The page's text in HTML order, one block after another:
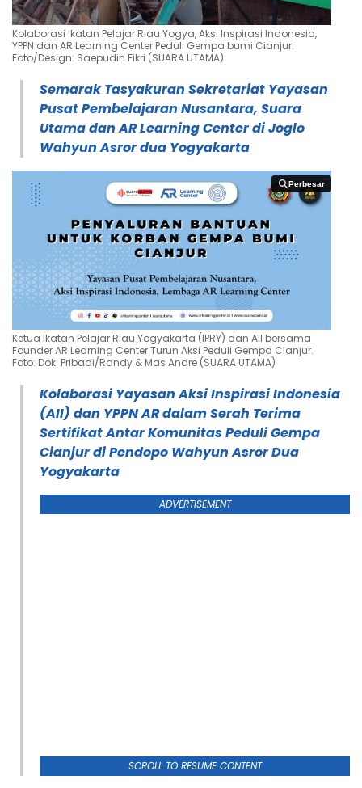
Kolaborasi Ikatan Pelajar Riau Yogya, Aksi Inspirasi Indonesia,
YPPN dan AR Learning Center Peduli Gempa bumi Cianjur.
Foto/Design: Saepudin Fikri (SUARA UTAMA)
Semarak Tasyakuran Sekretariat Yayasan
Pusat Pembelajaran Nusantara, Suara
Utama dan AR Learning Center di Joglo
Wahyun Asror dua Yogyakarta
Perbesar
Perbesar
Ketua Ikatan Pelajar Riau Yogyakarta (IPRY) dan AII bersama
Founder AR Learning Center Turun Aksi Peduli Gempa Cianjur.
Foto: Dok. Pribadi/Randy & Mas Andre (SUARA UTAMA)
Kolaborasi Yayasan Aksi Inspirasi Indonesia
(AII) dan YPPN AR dalam Serah Terima
Sertifikat Antar Komunitas Peduli Gempa
Cianjur di Pendopo Wahyun Asror Dua
Yogyakarta
ADVERTISEMENT
SCROLL TO RESUME CONTENT